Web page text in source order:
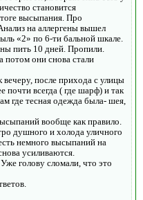
становится
высыпания. Про
на аллергены вышел
«2» по 6-ти бальной шкале.
пить 10 дней. Пропили.
потом они снова стали
после прихода с улицы
всегда ( где шарф) и так
где тесная одежда была- шея,
вообще как правило.
душного и холода уличного
немного высыпаний на
усиливаются.
голову сломали, что это